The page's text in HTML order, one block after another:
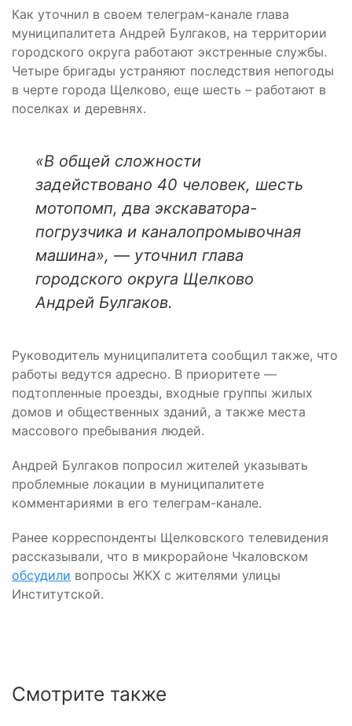
Как уточнил в своем телеграм-канале глава
муниципалитета Андрей Булгаков, на территории
городского округа работают экстренные службы.
Четыре бригады устраняют последствия непогоды
в черте города Щелково, еще шесть – работают в
поселках и деревнях.
«В общей сложности
задействовано 40 человек, шесть
мотопомп, два экскаватора-
погрузчика и каналопромывочная
машина», — уточнил глава
городского округа Щелково
Андрей Булгаков.
Руководитель муниципалитета сообщил также, что
работы ведутся адресно. В приоритете —
подтопленные проезды, входные группы жилых
домов и общественных зданий, а также места
массового пребывания людей.
Андрей Булгаков попросил жителей указывать
проблемные локации в муниципалитете
комментариями в его телеграм-канале.
Ранее корреспонденты Щелковского телевидения
рассказывали, что в микрорайоне Чкаловском
обсудили вопросы ЖКХ с жителями улицы
Институтской.
Смотрите также